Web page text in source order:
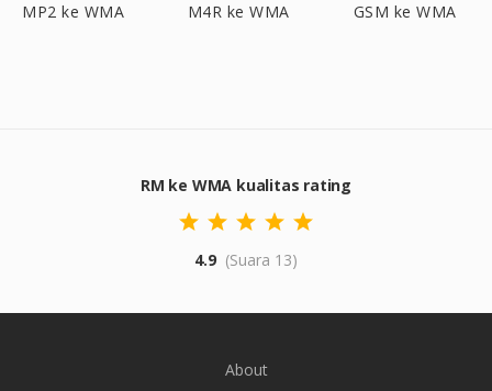
MP2 ke WMA M4R ke WMA GSM ke WMA
RM ke WMA kualitas rating
4.9 (Suara 13)
About